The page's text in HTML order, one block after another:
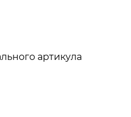
артикула